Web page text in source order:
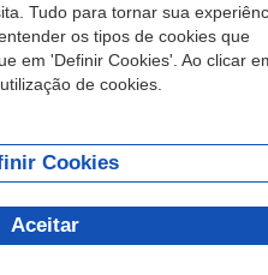
Tudo para tornar sua
os tipos de cookies que
em 'Definir Cookies'. Ao clicar
de cookies.
Cookies
Aceitar